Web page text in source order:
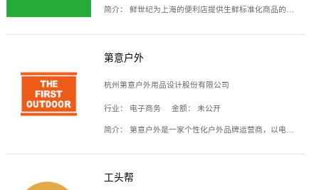
简介： 鲜世纪为上海的便利店提供生鲜标准化商品的供应链服务，帮商家解决生鲜采购、运营问题，帮助商家销售。平台提供的商品覆盖果蔬肉类、常温与低温奶制品、冷冻食品、零食饮料、粮油副食、居家洗护等多个品类，上架SKU3000余个。公司建立了近万平方米的仓储场地和物流配送体系，为合作商家提供快速配送服务。
第意户外
杭州第意户外用品设计股份有限公司
行业： 电子商务 金额： 未公开
简介： 第意户外是一家个性化户外品牌运营商，以电子商务为主要载体，主要从事户外产品的设计、生产、销售业务，产品包含冲锋衣、户外鞋、户外背包等。
工头帮